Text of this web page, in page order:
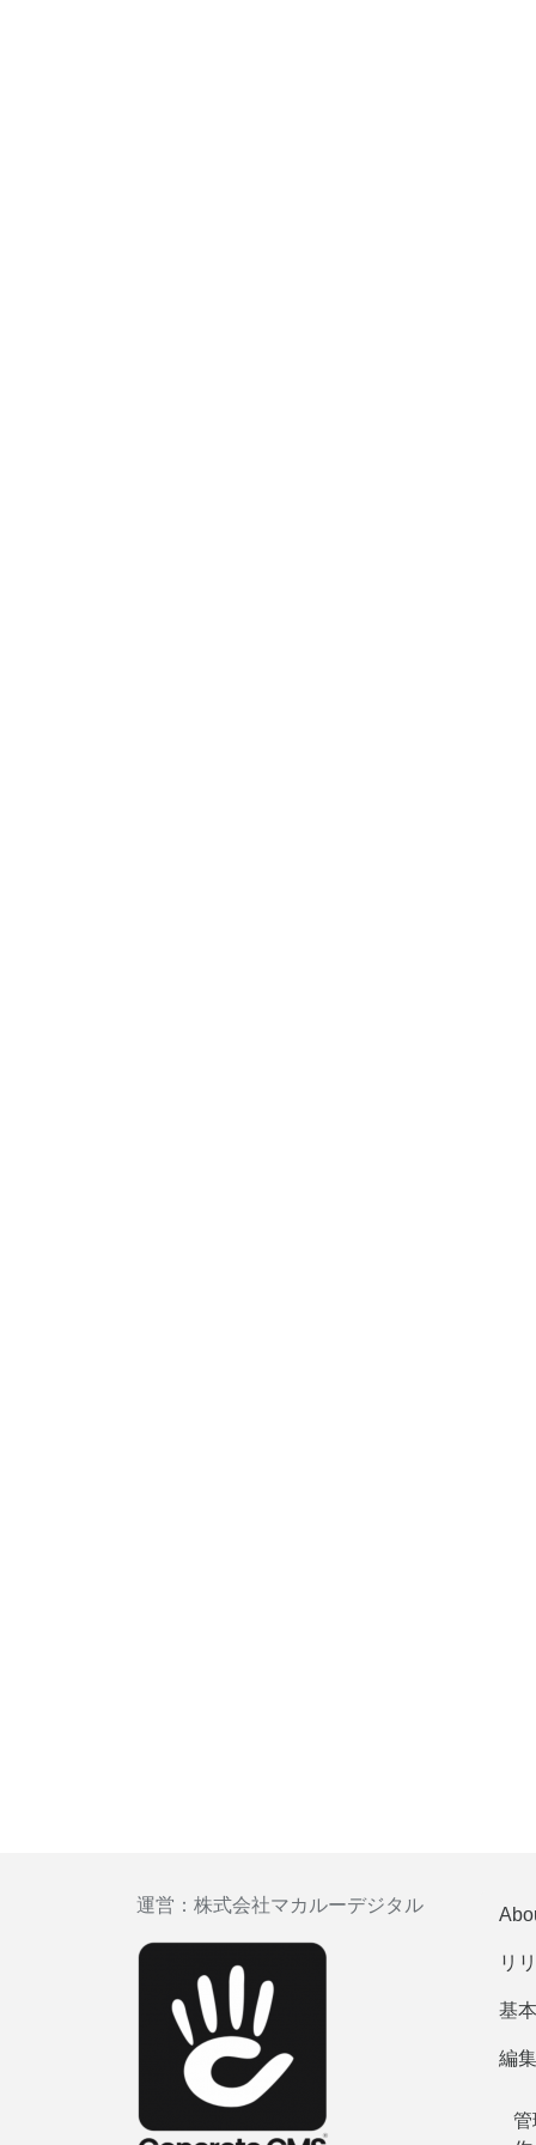
運営： 株式会社マカルーデジタル
リ
基
編
管